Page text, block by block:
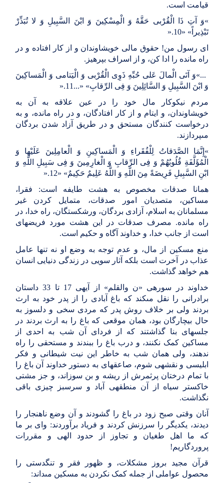
قیامت است.
«وَ آتِ ذَا الْقُرْبى‏ حَقَّهُ وَ الْمِسْکِینَ وَ ابْنَ السَّبِیلِ وَ لا تُبَذِّرْ
تَبْذِیراً » «
10
».
اى رسول من! حقوق مالى خویشاوندان و از کار افتاده و در
راه مانده را ادا کن، و از اسراف بپرهیز .
«...وَ آتَى الْمالَ عَلى‏ حُبِّهِ ذَوِی الْقُرْبى‏ وَ الْیَتامى‏ وَ الْمَساکِینَ
وَ ابْنَ السَّبِیلِ وَ السَّائِلِینَ وَ فِی الرِّقابِ...» «
11
».
مردم نیکوکار مال خود را در عین علاقه به آن به
خویشاوندان، و ایتام و از کار افتادگان، و در راه مانده، و به
درخواست کنندگان مستحق و در طریق آزاد شدن بردگان
مى‏پردازند.
« إِنَّمَا الصَّدَقاتُ لِلْفُقَراءِ وَ الْمَساکِینِ وَ الْعامِلِینَ عَلَیْها وَ
الْمُؤَلَّفَةِ قُلُوبُهُمْ وَ فِی الرِّقابِ وَ الْغارِمِینَ وَ فِی سَبِیلِ اللَّهِ وَ
ابْنِ السَّبِیلِ فَرِیضَةً مِنَ اللَّهِ وَ اللَّهُ عَلِیمٌ حَکِیمٌ» «
12
».
همانا صدقات مخصوص به هشت طایفه است: فقرا،
مساکین، متصدیان امور صدقات، متمایل کردن غیر
مسلمانان به اسلام، آزادى بردگان، ورشکستگان، راه خدا، در
راه مانده. مصرف صدقات در این هشت مورد فریضه‏اى
است از جانب خدا، و خداوند آگاه و حکیم است.
منع مسکین از مال، و عدم توجه به وضع او نه تنها عامل
عذاب در آخرت است بلکه آثار سویى در زندگى دنیایى انسان
هم خواهد گذاشت.
خداوند در سوره‏ى «ن والقلم» از آیه‏ى 17 تا 33 داستان
برادرانى را نقل مى‏کند که باغ آبادى را از پدر خود به ارث
بردند ولى بر خلاف روش پدر که‏ مردى سخى و دلسوز به
حال بیچارگان بود، همان موقعى که باغ را به ارث بردند در
جلسه‏اى بنا گذاشتند که از فرداى آن شب به احدى از
مساکین کمک نکنند، و درب باغ را ببندند و مستحقى را راه
ندهند، ولى همان شب به خاطر این نیت شیطانى و فکر
ابلیسى و نقشه‏ى شوم، صاعقه‏اى به دستور خداوند آن باغ را
با تمام درختان پرثمرش از ریشه و بن سوزاند، و جز مشتى
خاکستر سیاه از آن منطقه‏ى آباد و سرسبز چیزى باقى
نگذاشت.
آنان وقتى صبح زود در باغ را گشودند و آن وضع ناهنجار را
دیدند، یکدیگر را سرزنش کردند و فریاد برآوردند: واى بر ما
که ما اهل طغیان و تجاوز از حدود الهى و مقررات
پروردگاریم!
قرآن مجید بروز مشکلات، و ظهور فقر و تنگدستى را
محصول عواملى از جمله کمک نکردن به مسکین مى‏داند: